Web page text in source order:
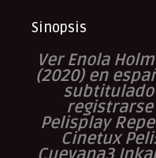
Sinopsis
Ver Enola
(2020) en
subtitulado
registrarse
Pelisplay
Cinetux